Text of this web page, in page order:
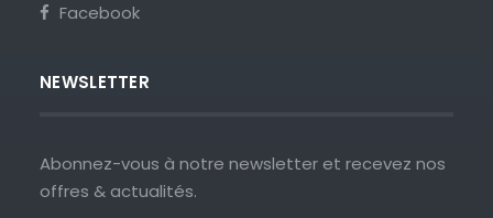
Facebook
NEWSLETTER
Abonnez-vous à notre newsletter et recevez nos
offres & actualités.